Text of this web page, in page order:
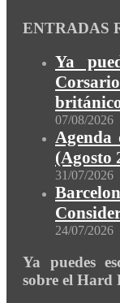
ENTRADAS
Ya
07/08/2026
Agenda
(Agosto
31/07/2026
24/07/2026
Ya puedes
sobre el Hard